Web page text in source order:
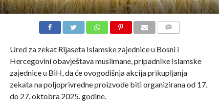
Ured za zekat Rijaseta Islamske zajednice u Bosni i
Hercegovini obavještava muslimane, pripadnike Islamske
zajednice u BiH, da će ovogodišnja akcija prikupljanja
zekata na poljoprivredne proizvode biti organizirana od 17.
do 27. oktobra 2025. godine.